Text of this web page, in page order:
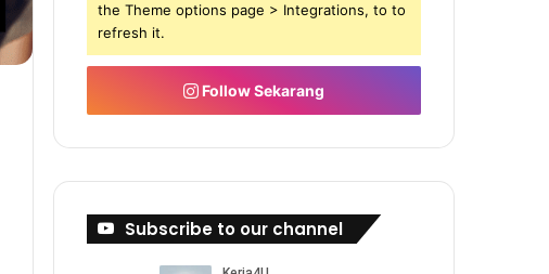
the Theme options page > Integrations, to to
refresh it.
Follow Sekarang
Subscribe to our channel